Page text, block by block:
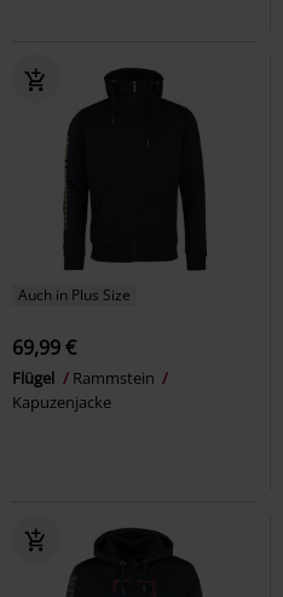
Auch in Plus Size
69,99 €
Flügel
Rammstein
Kapuzenjacke